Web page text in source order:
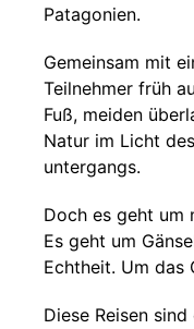
Patagonien.
Gemeinsam mit
Teilnehmer früh
Fuß, meiden
Natur im Licht
untergangs.
Doch es geht um
Es geht um
Echtheit. Um das
Diese Reisen